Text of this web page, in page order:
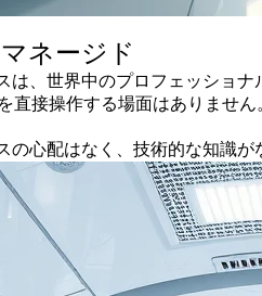
ネージド
は、世界中のプロフェッショ
直接操作する場面はありませ
の心配はなく、技術的な知識